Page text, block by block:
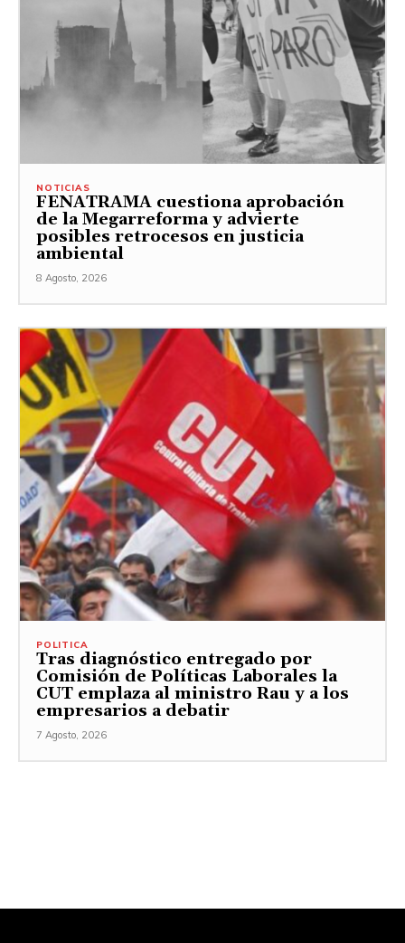
NOTICIAS
FENATRAMA cuestiona aprobación
de la Megarreforma y advierte
posibles retrocesos en justicia
ambiental
8 Agosto, 2026
POLITICA
Tras diagnóstico entregado por
Comisión de Políticas Laborales la
CUT emplaza al ministro Rau y a los
empresarios a debatir
7 Agosto, 2026